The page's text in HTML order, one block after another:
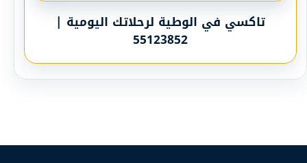
تاكسي في الوطية لرحلاتك اليومية |
55123852